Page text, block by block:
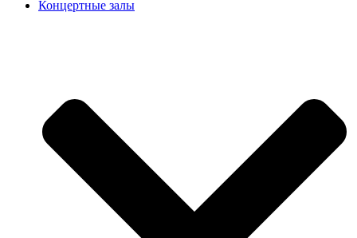
Концертные залы